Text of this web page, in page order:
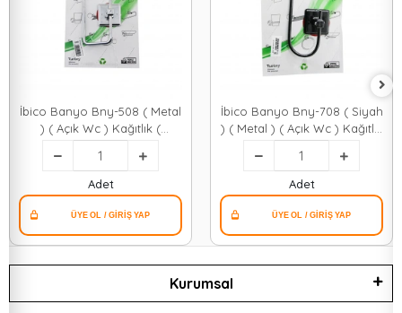
İbico Banyo Bny-508 ( Metal
) ( Açık Wc ) Kağıtlık (
Yapışkanlı Montaj )*50
Adet
İbico Banyo Bny-708 ( Siyah
) ( Metal ) ( Açık Wc ) Kağıtlık
( Yapışkanlı Montaj )*50
Adet
Kurumsal